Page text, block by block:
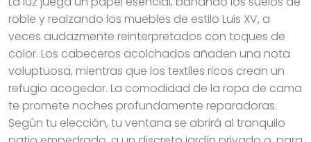
roble y realzando los muebles de estilo Luis XV, a
veces audazmente reinterpretados con toques de
color. Los cabeceros acolchados añaden una nota
voluptuosa, mientras que los textiles ricos crean un
refugio acogedor. La comodidad de la ropa de cama
te promete noches profundamente reparadoras.
Según tu elección, tu ventana se abrirá al tranquilo